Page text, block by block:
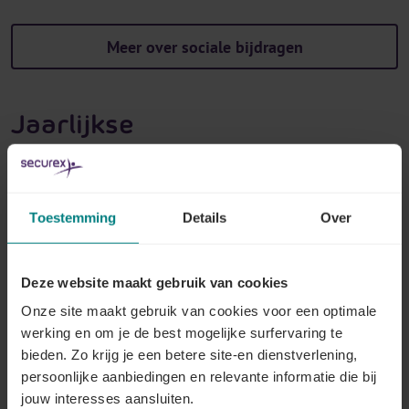
Toestemming Details Over
Deze website maakt gebruik van cookies
Onze site maakt gebruik van cookies voor een optimale
werking en om je de best mogelijke surfervaring te
bieden. Zo krijg je een betere site-en dienstverlening,
persoonlijke aanbiedingen en relevante informatie die bij
jouw interesses aansluiten.
Meer over sociale bijdragen
Jaarlijkse
vennootschapsbijdrage
gewone sociale bijdragen en jouw jaarlijkse
vennootschapsbijdrage. De experts van Securex
bij met advies op maat.
Vrijstellingen, tijdige betalingen, fiscale voordelen
juiste sociale bijdragen voor jouw onderneming: met
onze experts aan jouw zij kan je op beide oren slapen.